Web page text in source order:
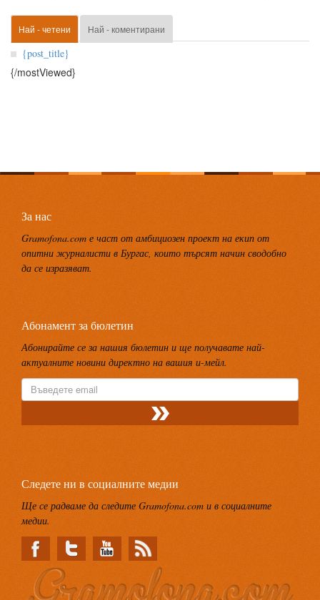
Най - четени Най - коментирани
{post_title}
{/mostViewed}
За нас
Gramofona.com е част от амбициозен проект на екип от
опитни журналисти в Бургас, които търсят начин сводобно
да се изразяват.
Абонамент за бюлетин
Абонирайте се за нашия бюлетин и ще получавате най-
актуалните новини директно на вашия и-мейл.
Следете ни в социалните медии
Ще се радваме да следите Gramofona.com и в социалните
медии.